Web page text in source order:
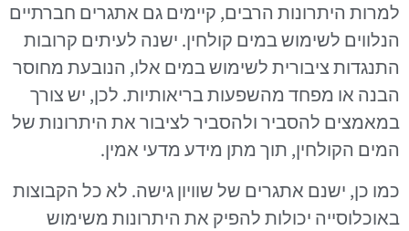
למרות היתרונות הרבים, קיימים גם אתגרים חברתיים
הנלווים לשימוש במים קולחין. ישנה לעיתים קרובות
התנגדות ציבורית לשימוש במים אלו, הנובעת מחוסר
הבנה או מפחד מהשפעות בריאותיות. לכן, יש צורך
במאמצים להסביר ולהסביר לציבור את היתרונות של
המים הקולחין, תוך מתן מידע מדעי אמין.
כמו כן, ישנם אתגרים של שוויון גישה. לא כל הקבוצות
באוכלוסייה יכולות להפיק את היתרונות משימוש